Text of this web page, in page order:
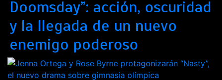
Doomsday”: acción, oscuridad
y la llegada de un nuevo
enemigo poderoso